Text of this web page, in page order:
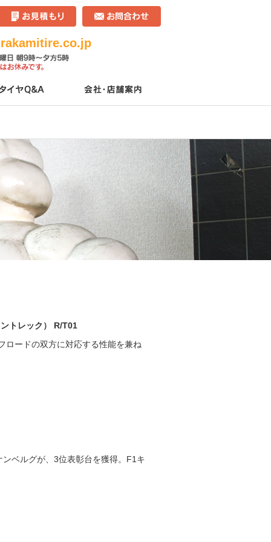
トレック） R/T01
ロードの双方に対応する性能を兼ね
ベルグが、3位表彰台を獲得。F1キ